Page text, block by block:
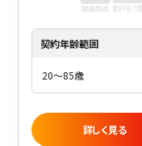
契約年齢範囲
20～85歳
詳しく見る